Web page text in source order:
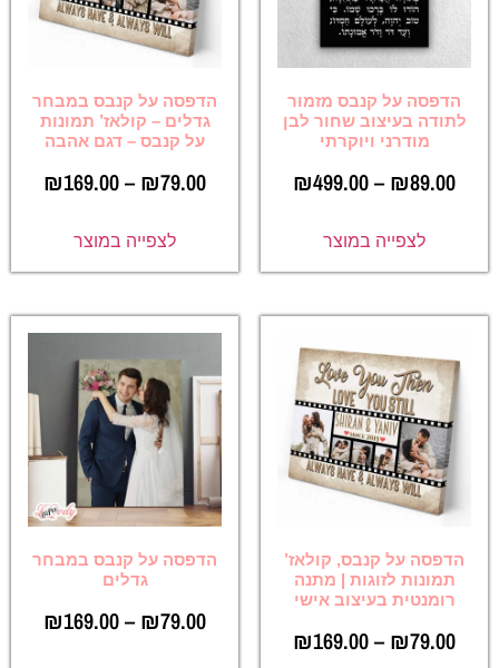
הדפסה על קנבס מזמור
לתודה בעיצוב שחור לבן
מודרני ויוקרתי
₪89.00
–
₪499.00
לצפייה במוצר
הדפסה על קנבס במבחר
גדלים – קולאז’ תמונות
על קנבס – דגם אהבה
₪79.00
–
₪169.00
לצפייה במוצר
הדפסה על קנבס, קולאז’
תמונות לזוגות | מתנה
רומנטית בעיצוב אישי
₪79.00
–
₪169.00
הדפסה על קנבס במבחר
גדלים
₪79.00
–
₪169.00